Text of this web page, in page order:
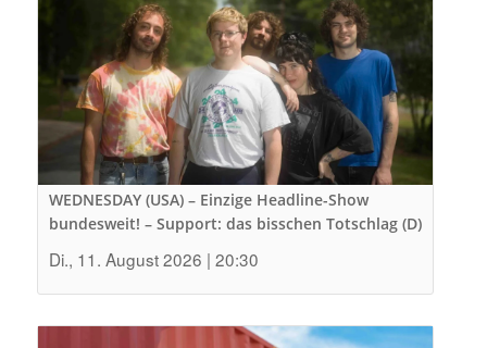
WEDNESDAY (USA) – Einzige Headline-Show
bundesweit! – Support: das bisschen Totschlag (D)
Di., 11. August 2026 | 20:30